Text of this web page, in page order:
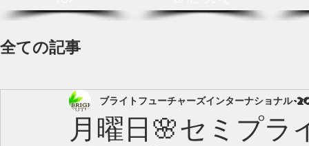
全ての記事
月曜日🌸セミプラ
ブライトフューチャーズインターナショナル